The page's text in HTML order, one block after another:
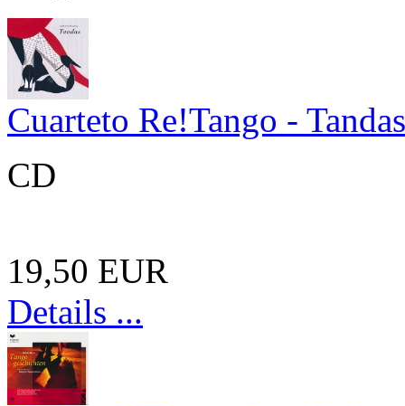
Cuarteto Re!Tango - Tandas
CD
19,50 EUR
Details ...